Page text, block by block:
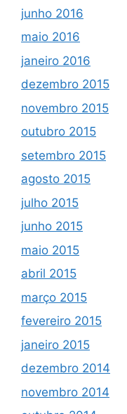
junho 2016
maio 2016
janeiro 2016
dezembro 2015
novembro 2015
outubro 2015
setembro 2015
agosto 2015
julho 2015
junho 2015
maio 2015
abril 2015
março 2015
fevereiro 2015
janeiro 2015
dezembro 2014
novembro 2014